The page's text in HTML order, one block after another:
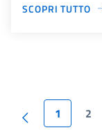
SCOPRI TUTTO
1 2